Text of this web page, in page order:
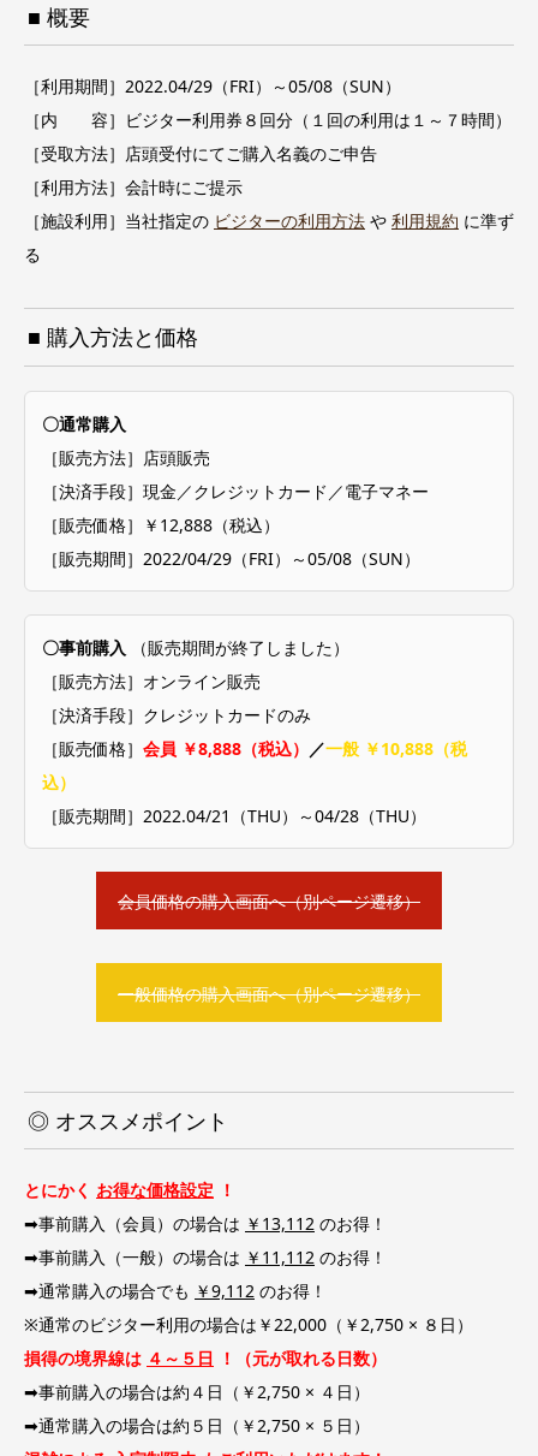
■ 概要
［利用期間］2022.04/29（FRI）～05/08（SUN）
［内 容］ビジター利用券８回分（１回の利用は１～７時間）
［受取方法］店頭受付にてご購入名義のご申告
［利用方法］会計時にご提示
［施設利用］当社指定の ビジターの利用方法 や 利用規約 に準ず
る
■ 購入方法と価格
〇通常購入
［販売方法］店頭販売
［決済手段］現金／クレジットカード／電子マネー
［販売価格］￥12,888（税込）
［販売期間］2022/04/29（FRI）～05/08（SUN）
〇事前購入
（販売期間が終了しました）
［販売方法］オンライン販売
［決済手段］クレジットカードのみ
［販売価格］ 会員 ￥8,888（税込） ／一般 ￥10,888（税
込）
［販売期間］2022.04/21（THU）～04/28（THU）
会員価格の購入画面へ（別ページ遷移）
一般価格の購入画面へ（別ページ遷移）
◎ オススメポイント
とにかく お得な価格設定 ！
➡事前購入（会員）の場合は ￥13,112 のお得！
➡事前購入（一般）の場合は ￥11,112 のお得！
➡通常購入の場合でも ￥9,112 のお得！
※通常のビジター利用の場合は￥22,000（￥2,750 × ８日）
損得の境界線は ４～５日
！（元が取れる日数）
➡事前購入の場合は約４日（￥2,750 × ４日）
➡通常購入の場合は約５日（￥2,750 × ５日）